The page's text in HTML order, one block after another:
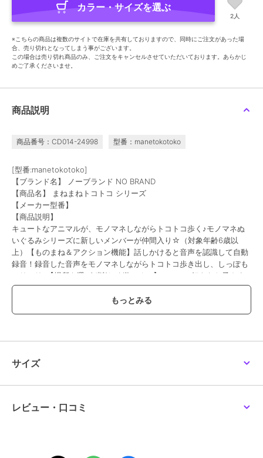
カラー・サイズを選ぶ
2人
※こちらの商品は複数のサイトで在庫を共有しておりますので、同時にご注文があった場
合、売り切れとなってしまう事がございます。
この場合は売り切れ商品のみ、ご注文をキャンセルさせていただいております。あらかじ
めご了承くださいませ。
商品説明
商品番号：CD014-24998 型番：manetokotoko
[型番:manetokotoko]
【ブランド名】 ノーブランド NO BRAND
【商品名】 まねまねトコトコ シリーズ
【メーカー型番】
【商品説明】
キュートなアニマルが、モノマネしながらトコトコ歩く♪モノマネぬ
いぐるみシリーズに新しいメンバーが仲間入り☆（対象年齢6歳以
上）【ものまね＆アクション機能】話しかけると音声を認識して自動
録音！録音した音声をモノマネしながらトコトコ歩き出し、しっぽも
フリフリ♪【場所を選ばず楽しく遊べる！】アニマル好きなお子さま
はもちろん、ペットを飼うのが難しいご家庭にもおすすめ。別売りの
単4アルカリ乾電池2本使用。【ぬいぐるみのような、ふんわりシルエ
ット】思わず触れたくなる、ふわふわ柔らかな質感。お子さまが抱き
しい家族に！
【素材】
[電池BOX]ABS
サイズ
レビュー・口コミ